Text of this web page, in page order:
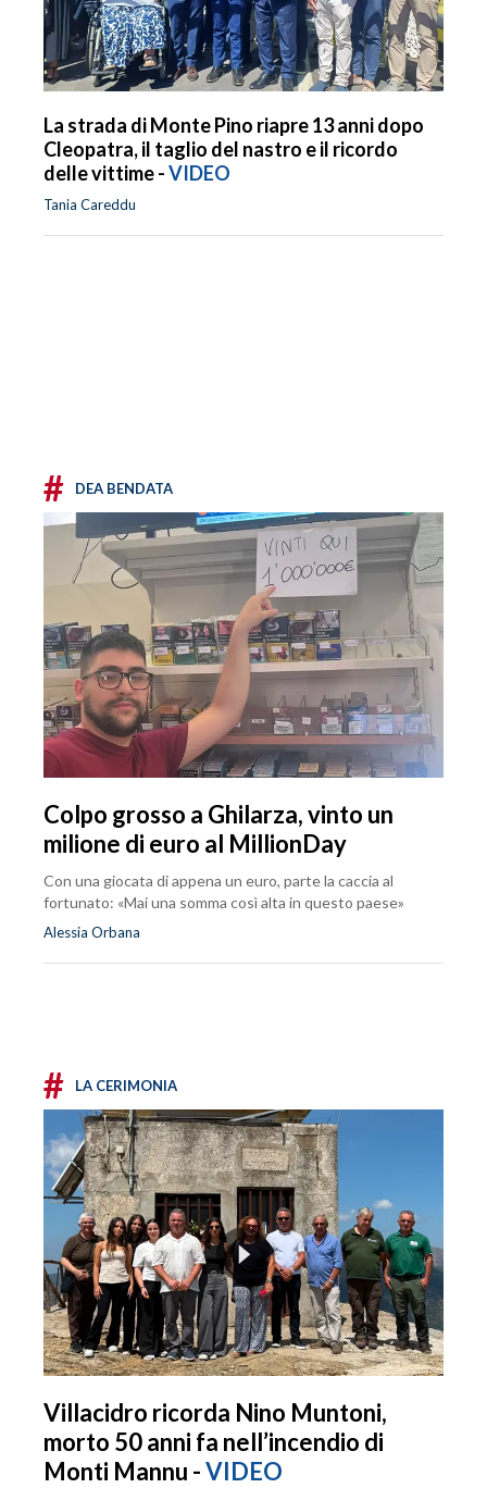
La strada di Monte Pino riapre 13 anni dopo
Cleopatra, il taglio del nastro e il ricordo
delle vittime -VIDEO
Tania Careddu
# DEA BENDATA
Colpo grosso a Ghilarza, vinto un
milione di euro al MillionDay
Con una giocata di appena un euro, parte la caccia al
fortunato: «Mai una somma così alta in questo paese»
Alessia Orbana
# LA CERIMONIA
Villacidro ricorda Nino Muntoni,
morto 50 anni fa nell’incendio di
Monti Mannu -VIDEO